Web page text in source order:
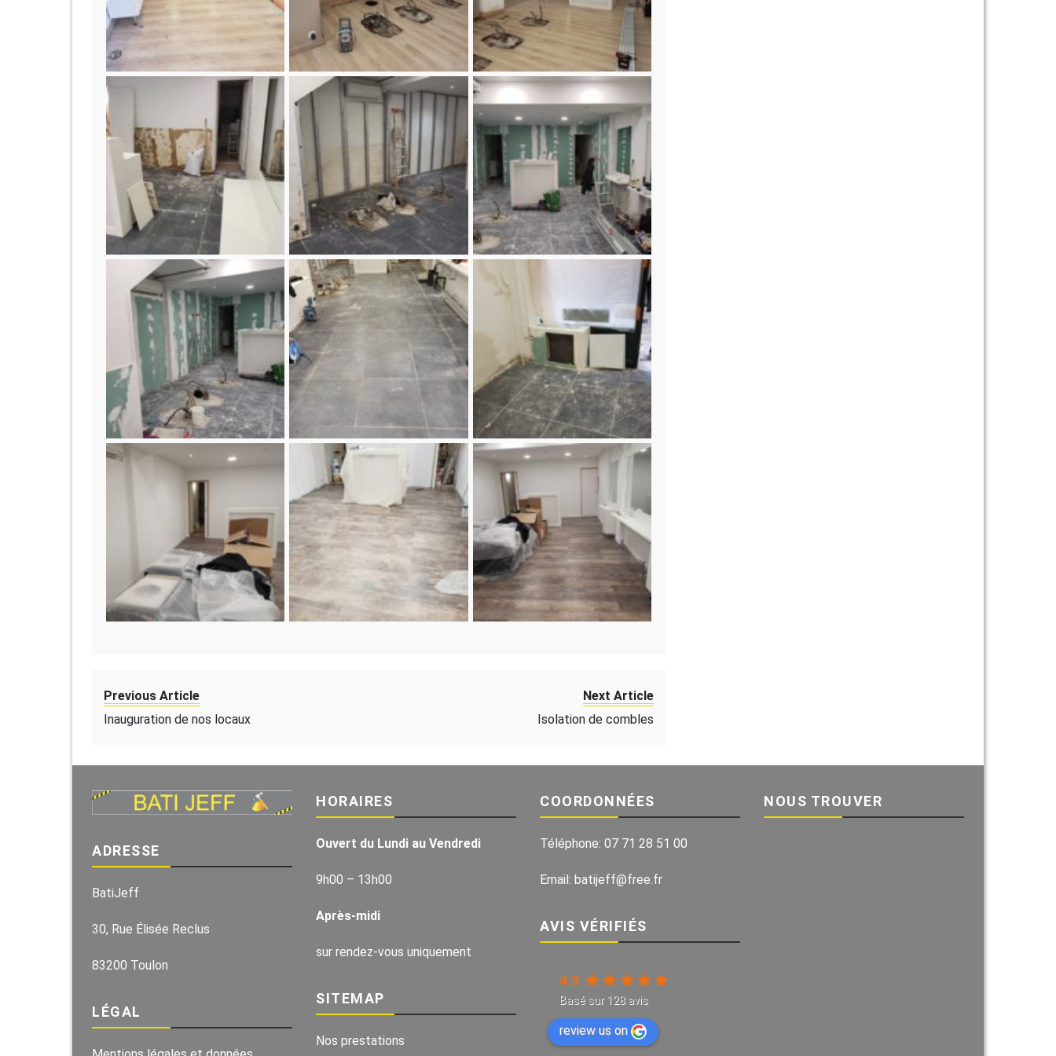
Previous Article
Inauguration de nos locaux
Next Article
Isolation de combles
ADRESSE
BatiJeff
30, Rue Élisée Reclus
83200 Toulon
LÉGAL
HORAIRES
Ouvert du Lundi au Vendredi
9h00 – 13h00
Après-midi
sur rendez-vous uniquement
SITEMAP
Nos prestations
COORDONNÉES
Téléphone: 07 71 28 51 00
Email: batijeff@free.fr
AVIS VÉRIFIÉS
4.9
Basé sur 128 avis
review us on
NOUS TROUVER